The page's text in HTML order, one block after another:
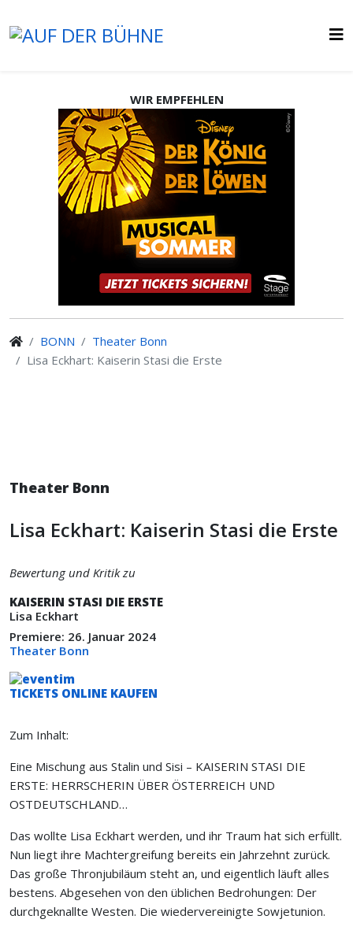
WIR EMPFEHLEN
BONN
Theater Bonn
Lisa Eckhart: Kaiserin Stasi die Erste
Theater Bonn
Lisa Eckhart: Kaiserin Stasi die Erste
Bewertung und Kritik zu
KAISERIN STASI DIE ERSTE
Lisa Eckhart
Premiere: 26. Januar 2024
Theater Bonn
TICKETS ONLINE KAUFEN
Zum Inhalt:
Eine Mischung aus Stalin und Sisi – KAISERIN STASI DIE
ERSTE: HERRSCHERIN ÜBER ÖSTERREICH UND
OSTDEUTSCHLAND…
Das wollte Lisa Eckhart werden, und ihr Traum hat sich erfüllt.
Nun liegt ihre Machtergreifung bereits ein Jahrzehnt zurück.
Das große Thronjubiläum steht an, und eigentlich läuft alles
bestens. Abgesehen von den üblichen Bedrohungen: Der
durchgeknallte Westen. Die wiedervereinigte Sowjetunion.